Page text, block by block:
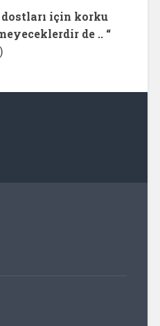
için korku
de .. “